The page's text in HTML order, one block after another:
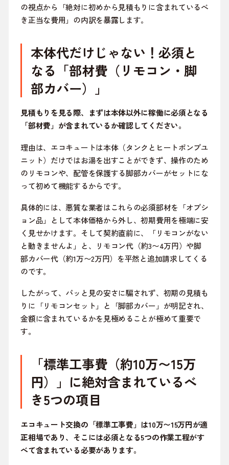
の視点から「絶対に初めから見積もりに含まれているべ
き正当な費用」の内訳を暴露します。
本体代だけじゃない！必須と
なる「部材費（リモコン・脚
部カバー）」
見積もりを見る際、まずは本体以外に稼働に必須となる
「部材費」が含まれているか確認してください。
理由は、エコキュートは本体（タンクとヒートポンプユ
ニット）だけではお湯を出すことができず、操作のため
のリモコンや、配管を保護する脚部カバーがセットにな
って初めて機能するからです。
具体的には、悪質な業者はこれらの必須部材を「オプシ
ョン品」として本体価格から外し、初期費用を極端に安
く見せかけます。そして契約直前に、「リモコンがない
と動きませんよ」と、リモコン代（約3〜4万円）や脚
部カバー代（約1万〜2万円）を平然と追加請求してくる
のです。
したがって、パッと見の安さに騙されず、初期の見積も
りに「リモコンセット」と「脚部カバー」が明記され、
金額に含まれているかを見極めることが極めて重要で
す。
「標準工事費（約10万〜15万
円）」に絶対含まれているべ
き5つの項目
エコキュート交換の「標準工事費」は10万〜15万円が適
正相場であり、そこには必須となる5つの作業工程がす
べて含まれている必要があります。